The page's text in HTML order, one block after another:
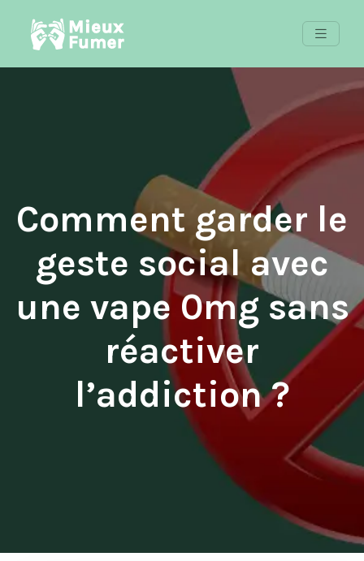
Comment garder le
geste social avec
une vape 0mg sans
réactiver
l’addiction ?